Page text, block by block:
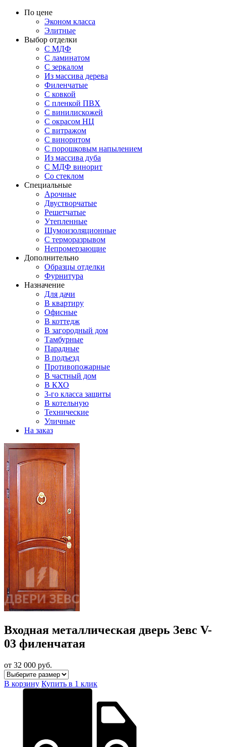
По цене
Эконом класса
Элитные
Выбор отделки
С МДФ
С ламинатом
С зеркалом
Из массива дерева
Филенчатые
С ковкой
С пленкой ПВХ
С винилискожей
С окрасом НЦ
С витражом
С виноритом
С порошковым напылением
Из массива дуба
С МДФ винорит
Со стеклом
Специальные
Арочные
Двустворчатые
Решетчатые
Утепленные
Шумоизоляционные
С терморазрывом
Непромерзающие
Дополнительно
Образцы отделки
Фурнитура
Назначение
Для дачи
В квартиру
Офисные
В коттедж
В загородный дом
Тамбурные
Парадные
В подъезд
Противопожарные
В частный дом
В КХО
3-го класса защиты
В котельную
Технические
Уличные
На заказ
Входная металлическая дверь Зевс V-
03 филенчатая
от 32 000 руб.
В корзину Купить в 1 клик